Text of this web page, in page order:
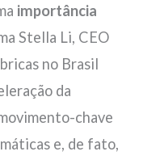
importância
Stella Li, CEO
no Brasil
da
chave
e, de fato,